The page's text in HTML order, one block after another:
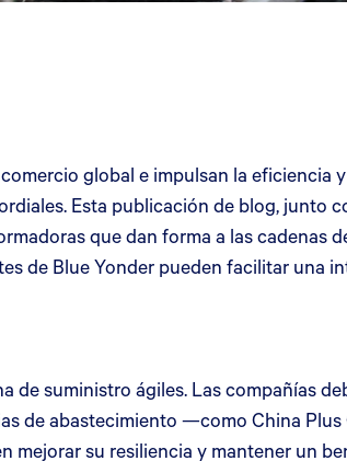
global e impulsan la eficiencia
Esta publicación de blog, junto
que dan forma a las cadenas
de Blue Yonder pueden facilitar una
suministro ágiles. Las compañías
de abastecimiento —como China
mejorar su resiliencia y mantener un